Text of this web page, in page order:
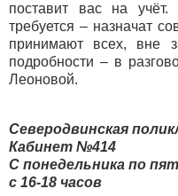
поставит вас на учёт.
требуется – назначат
принимают всех, вне
подробности – в
Леоновой.
Северодвинская
Кабинет №414
С понедельника по
с 16-18 часов